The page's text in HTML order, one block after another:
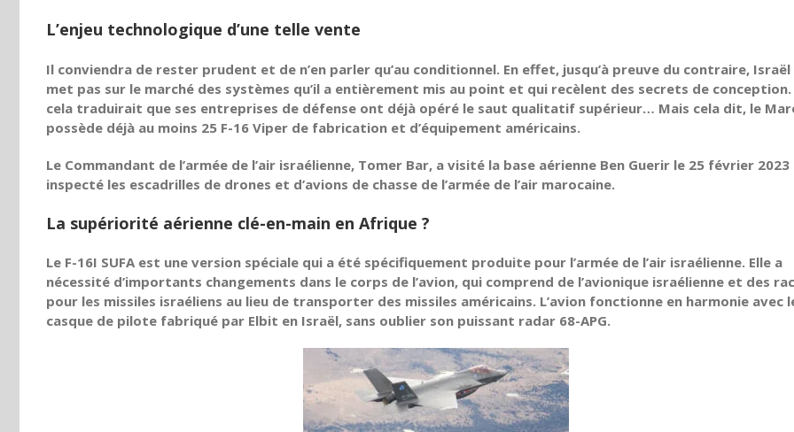
L’enjeu technologique d’une telle vente
Il conviendra de rester prudent et de n’en parler qu’au conditionnel. En effet, jusqu’à preuve du contraire, Israël
met pas sur le marché des systèmes qu’il a entièrement mis au point et qui recèlent des secrets de conception.
cela traduirait que ses entreprises de défense ont déjà opéré le saut qualitatif supérieur… Mais cela dit, le
possède déjà au moins 25 F-16 Viper de fabrication et d’équipement américains.
Le Commandant de l’armée de l’air israélienne, Tomer Bar, a visité la base aérienne Ben Guerir le 25 février
inspecté les escadrilles de drones et d’avions de chasse de l’armée de l’air marocaine.
La supériorité aérienne clé-en-main en Afrique ?
Le F-16I SUFA est une version spéciale qui a été spécifiquement produite pour l’armée de l’air israélienne. Elle a
nécessité d’importants changements dans le corps de l’avion, qui comprend de l’avionique israélienne et des
pour les missiles israéliens au lieu de transporter des missiles américains. L’avion fonctionne en harmonie avec
casque de pilote fabriqué par Elbit en Israël, sans oublier son puissant radar 68-APG.